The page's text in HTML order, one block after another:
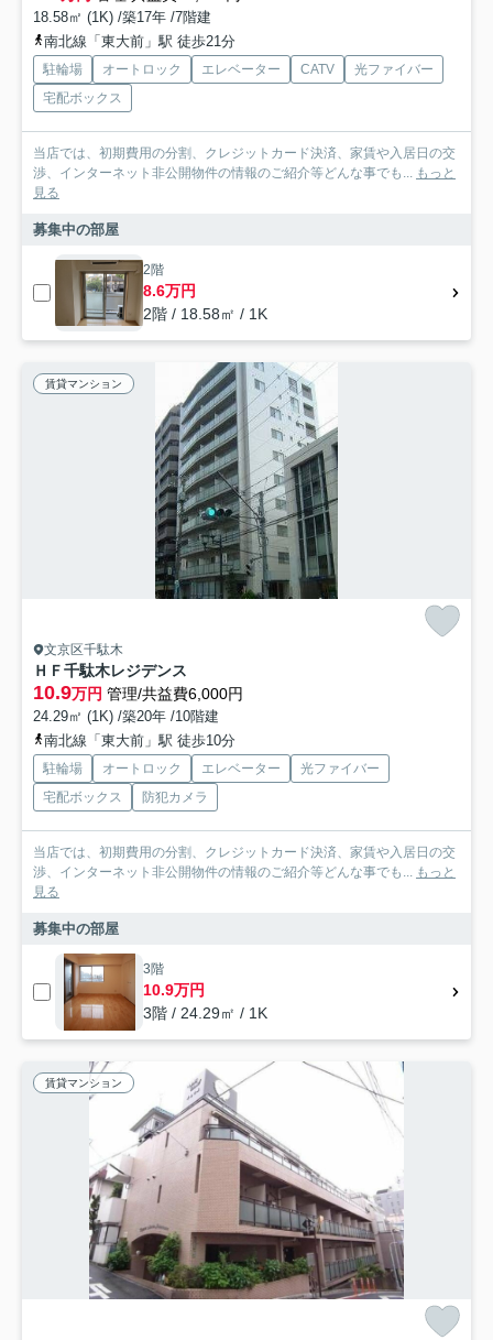
18.58㎡ (1K) /築17年 /7階建
南北線「東大前」駅 徒歩21分
駐輪場 オートロック エレベーター CATV
光ファイバー
宅配ボックス
当店では、初期費用の分割、クレジットカード決済、家賃や入居日の交
渉、インターネット非公開物件の情報のご紹介等どんな事でも... もっと
見る
募集中の部屋
2階
8.6万円
2階 / 18.58㎡ / 1K
賃貸マンション
文京区千駄木
ＨＦ千駄木レジデンス
10.9万円 管理/共益費6,000円
24.29㎡ (1K) /築20年 /10階建
南北線「東大前」駅 徒歩10分
駐輪場 オートロック エレベーター
光ファイバー
宅配ボックス
防犯カメラ
当店では、初期費用の分割、クレジットカード決済、家賃や入居日の交
渉、インターネット非公開物件の情報のご紹介等どんな事でも... もっと
見る
募集中の部屋
3階
10.9万円
3階 / 24.29㎡ / 1K
賃貸マンション